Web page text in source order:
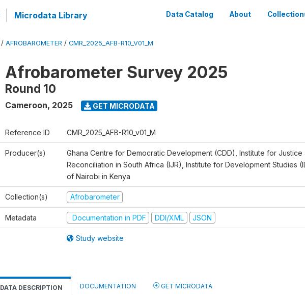
Microdata Library Data Catalog About
/ AFROBAROMETER / CMR_2025_AFB-R10_V01_M
Afrobarometer Survey 2025
Round 10
Cameroon, 2025 GET MICRODATA
Reference ID CMR_2025_AFB-R10_v01_M
Producer(s)
Ghana Centre for Democratic Development (CDD), Institute for Justice
Reconciliation in South Africa (IJR), Institute for Development Studies
of Nairobi in Kenya
Collection(s) Afrobarometer
Metadata Documentation in PDF DDI/XML JSON
Study website
DATA DESCRIPTION DOCUMENTATION GET MICRODATA